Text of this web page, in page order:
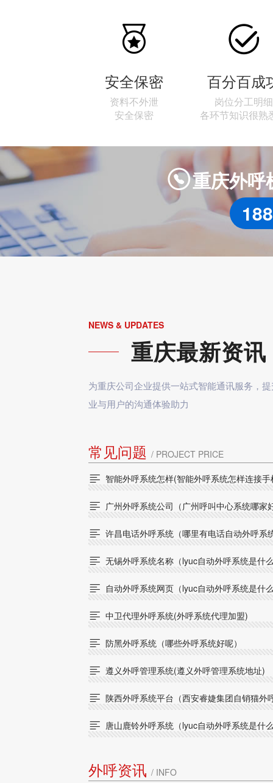

安全保密
资料不外泄
安全保密

百分百成
岗位分工明细
各环节知识很熟
重庆外呼
NEWS & UPDATES
重庆最新资讯
为重庆公司企业提供一站式智能通讯服务，
业与用户的沟通体验助力
常见问题 / PROJECT PRICE
 智能外呼系统怎样(智能外呼系统怎样连接手
 广州外呼系统公司（广州呼叫中心系统哪家
 许昌电话外呼系统（哪里有电话自动外呼系
 无锡外呼系统名称（lyuc自动外呼系统是什
 自动外呼系统网页（lyuc自动外呼系统是什
 中卫代理外呼系统(外呼系统代理加盟)
 防黑外呼系统（哪些外呼系统好呢）
 遵义外呼管理系统(遵义外呼管理系统地址)
 陕西外呼系统平台（西安睿婕集团自销猫外
 唐山鹿铃外呼系统（lyuc自动外呼系统是什
外呼资讯 / INFO